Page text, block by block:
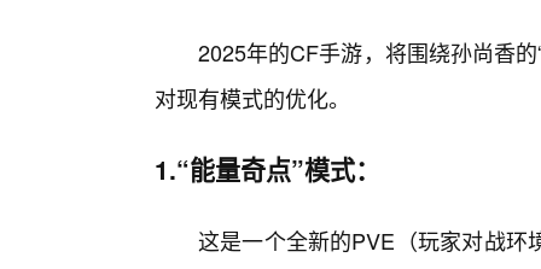
2025年的CF手游，将围绕孙尚香
对现有模式的优化。
1.“能量奇点”模式：
这是一个全新的PVE（玩家对战环